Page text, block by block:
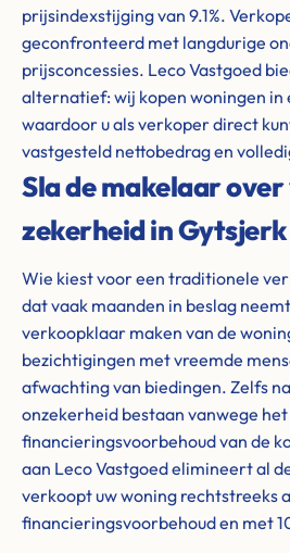
prijsindexstijging van 9.1%.
geconfronteerd met langdurige
prijsconcessies. Leco Vastgoed
alternatief: wij kopen woningen in
waardoor u als verkoper direct
vastgesteld nettobedrag en
Sla de makelaar
zekerheid in
Wie kiest voor een traditionele
dat vaak maanden in beslag
verkoopklaar maken van de
bezichtigingen met vreemde
afwachting van biedingen. Zelfs
onzekerheid bestaan vanwege het
financieringsvoorbehoud van de
aan Leco Vastgoed elimineert al
verkoopt uw woning rechtstreeks
financieringsvoorbehoud en met